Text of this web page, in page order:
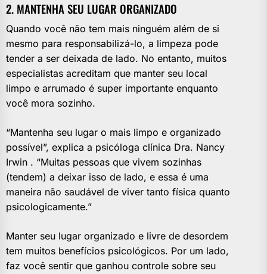
2. MANTENHA SEU LUGAR ORGANIZADO
Quando você não tem mais ninguém além de si
mesmo para responsabilizá-lo, a limpeza pode
tender a ser deixada de lado. No entanto, muitos
especialistas acreditam que manter seu local
limpo e arrumado é super importante enquanto
você mora sozinho.
“Mantenha seu lugar o mais limpo e organizado
possível”, explica a psicóloga clínica Dra. Nancy
Irwin . “Muitas pessoas que vivem sozinhas
(tendem) a deixar isso de lado, e essa é uma
maneira não saudável de viver tanto física quanto
psicologicamente.”
Manter seu lugar organizado e livre de desordem
tem muitos benefícios psicológicos. Por um lado,
faz você sentir que ganhou controle sobre seu